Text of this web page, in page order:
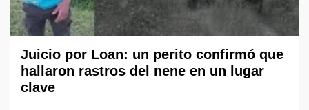
Juicio por Loan: un perito confirmó que
hallaron rastros del nene en un lugar
clave